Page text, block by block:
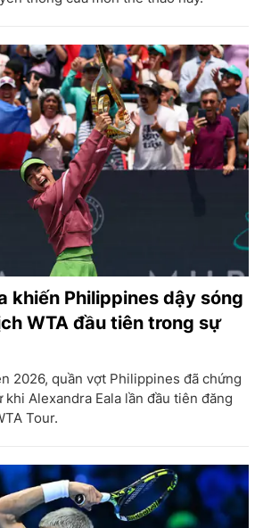
khiến Philippines dậy sóng
WTA đầu tiên trong sự
2026, quần vợt Philippines đã chứng
Alexandra Eala lần đầu tiên đăng
Tour.